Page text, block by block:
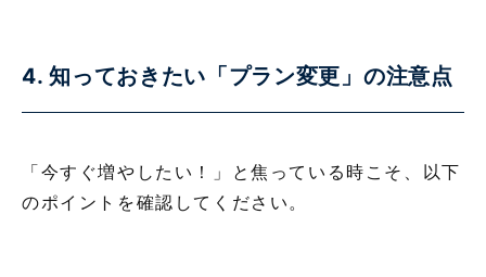
4. 知っておきたい「プラン変更」の注意点
「今すぐ増やしたい！」と焦っている時こそ、以下
のポイントを確認してください。